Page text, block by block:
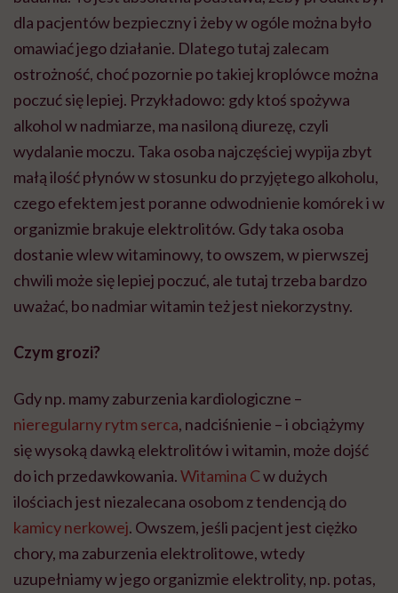
dla pacjentów bezpieczny i żeby w ogóle można było
omawiać jego działanie. Dlatego tutaj zalecam
ostrożność, choć pozornie po takiej kroplówce można
poczuć się lepiej. Przykładowo: gdy ktoś spożywa
alkohol w nadmiarze, ma nasiloną diurezę, czyli
wydalanie moczu. Taka osoba najczęściej wypija zbyt
małą ilość płynów w stosunku do przyjętego alkoholu,
czego efektem jest poranne odwodnienie komórek i w
organizmie brakuje elektrolitów. Gdy taka osoba
dostanie wlew witaminowy, to owszem, w pierwszej
chwili może się lepiej poczuć, ale tutaj trzeba bardzo
uważać, bo nadmiar witamin też jest niekorzystny.
Czym grozi?
Gdy np. mamy zaburzenia kardiologiczne –
nieregularny rytm serca, nadciśnienie – i obciążymy
się wysoką dawką elektrolitów i witamin, może dojść
do ich przedawkowania.Witamina Cw dużych
ilościach jest niezalecana osobom z tendencją do
kamicy nerkowej. Owszem, jeśli pacjent jest ciężko
chory, ma zaburzenia elektrolitowe, wtedy
uzupełniamy w jego organizmie elektrolity, np. potas,